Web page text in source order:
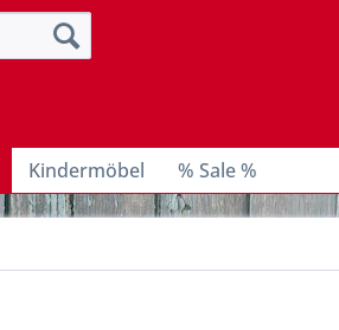
Kindermöbel % Sale %